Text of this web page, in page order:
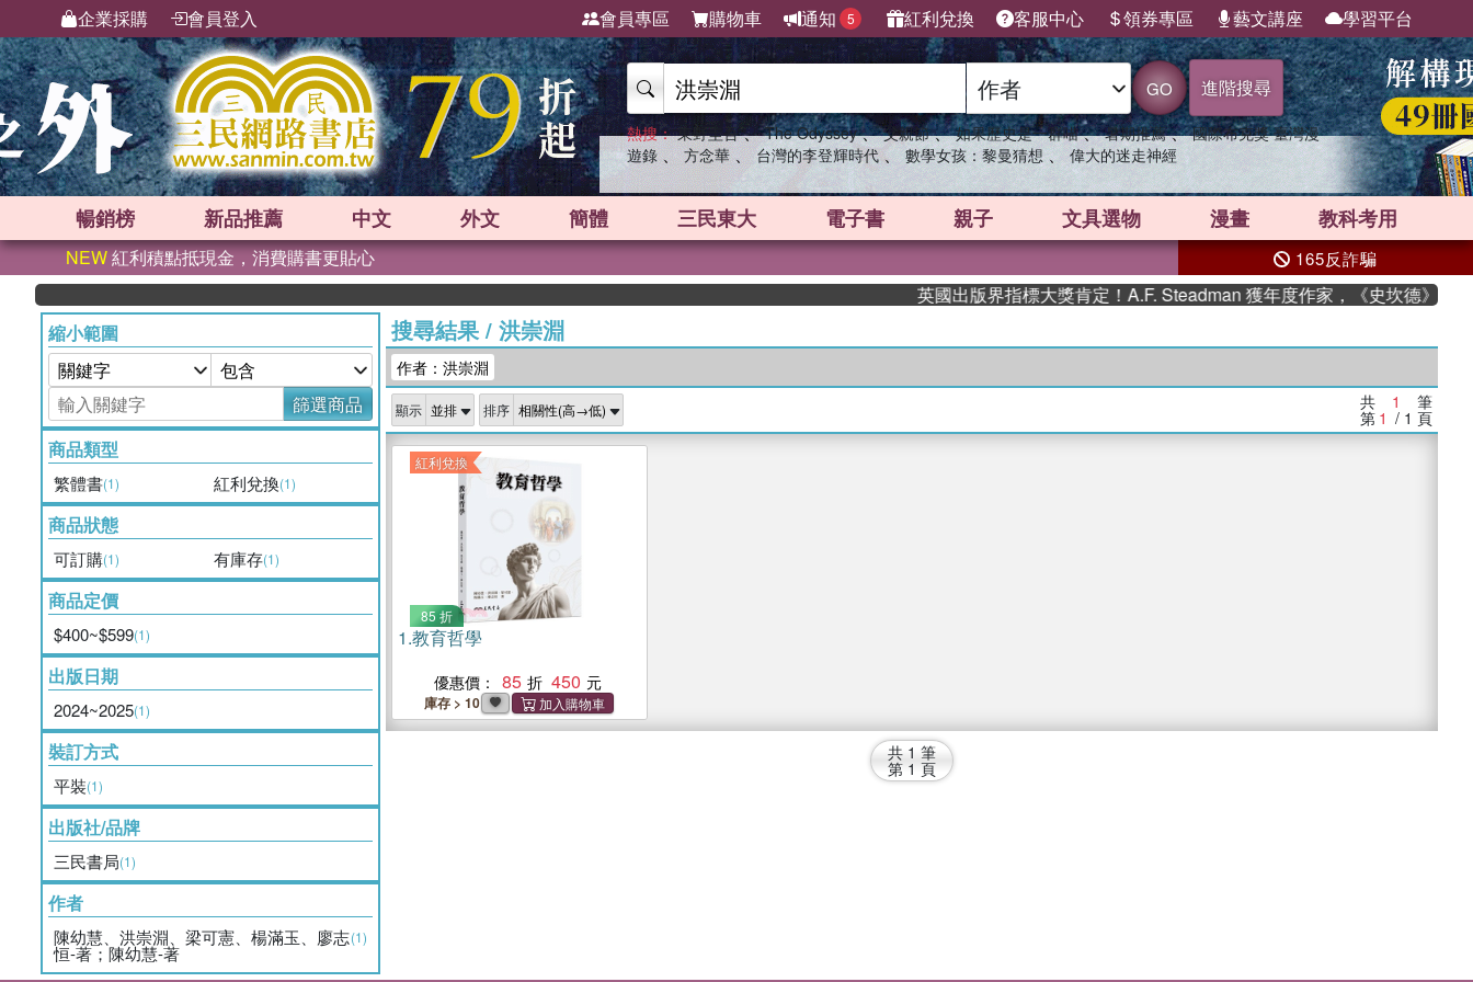
企業採購 會員登入 會員專區 購物車 通知 5 紅利兌換 客服中心 領券專區 藝文講座 學習平台
GO 進階搜尋
熱搜： 東野圭吾 、 The Odyssey 、 父親節 、 如果歷史是一群喵 、 暑期推薦 、 國際布克獎 臺灣漫
遊錄 、 方念華 、 台灣的李登輝時代 、 數學女孩：黎曼猜想 、 偉大的迷走神經
暢銷榜 新品推薦 中文 外文 簡體 三民東大 電子書 親子 文具選物 漫畫 教科考用
NEW紅利積點抵現金，消費購書更貼心 165反詐騙
英國出版界指標大獎肯定！A.F. Steadman 獲年度作家，《史坎德》系列
縮小範圍
篩選商品
商品類型
繁體書(1) 紅利兌換(1)
商品狀態
可訂購(1) 有庫存(1)
商品定價
$400~$599(1)
出版日期
2024~2025(1)
裝訂方式
平裝(1)
出版社/品牌
三民書局(1)
作者
陳幼慧、洪崇淵、梁可憲、楊滿玉、廖志
恒-著；陳幼慧-著
(1)
搜尋結果/ 洪崇淵
作者：洪崇淵
顯示 排序 共 1 筆
第 1 / 1 頁
紅利兌換
85 折
1.教育哲學
優惠價： 85 450
庫存 > 10
共 1 筆
第 1 頁